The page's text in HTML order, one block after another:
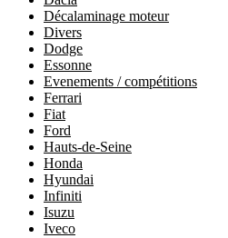
Décalaminage moteur
Divers
Dodge
Essonne
Evenements / compétitions
Ferrari
Fiat
Ford
Hauts-de-Seine
Honda
Hyundai
Infiniti
Isuzu
Iveco